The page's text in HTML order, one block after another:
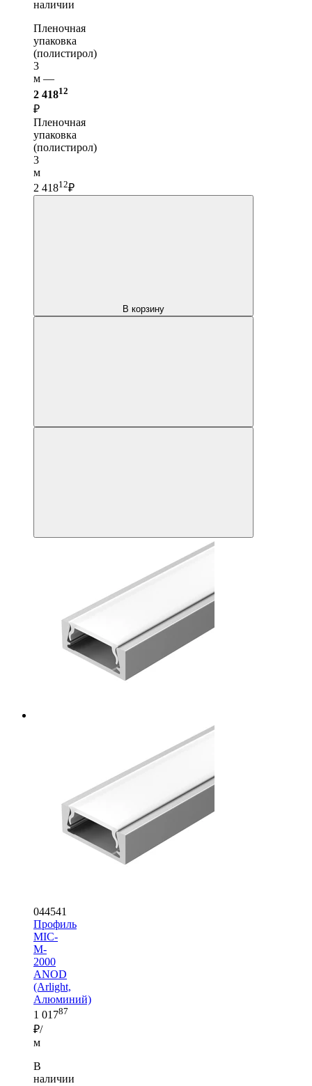
наличии
Пленочная
упаковка
(полистирол)
3
м —
2 41812
₽
Пленочная
упаковка
(полистирол)
3
м
2 41812₽
В корзину
044541
Профиль
MIC-
M-
2000
ANOD
(Arlight,
Алюминий)
1 01787
₽/
м
В
наличии